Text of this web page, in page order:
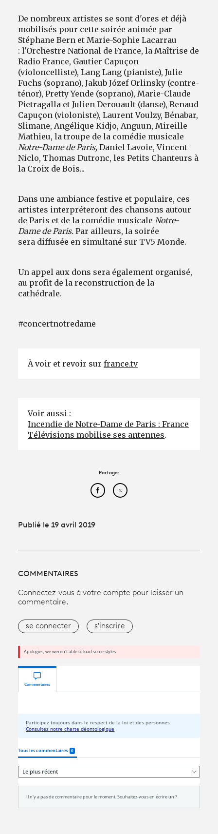
De nombreux artistes se sont d'ores et déjà
mobilisés pour cette soirée animée par
Stéphane Bern et Marie-Sophie Lacarrau
: l'Orchestre National de France, la Maîtrise de
Radio France, Gautier Capuçon
(violoncelliste), Lang Lang (pianiste), Julie
Fuchs (soprano), Jakub Józef Orlinsky (contre-
ténor), Pretty Yende (soprano), Marie-Claude
Pietragalla et Julien Derouault (danse), Renaud
Capuçon (violoniste), Laurent Voulzy, Bénabar,
Slimane, Angélique Kidjo, Anguun, Mireille
Mathieu, la troupe de la comédie musicale
Notre-Dame de Paris,Daniel Lavoie, Vincent
Niclo, Thomas Dutronc, les Petits Chanteurs à
la Croix de Bois...
Dans une ambiance festive et populaire, ces
artistes interpréteront des chansons autour
de Paris et de la comédie musicale Notre-
Dame de Paris.Par ailleurs, la soirée
sera diffusée en simultané sur TV5 Monde.
Un appel aux dons sera également organisé,
au profit de la reconstruction de la
cathédrale.
#concertnotredame
À voir et revoir surfrance.tv
Voir aussi :
Incendie de Notre-Dame de Paris : France
Télévisions mobilise ses antennes.
Partager
Partager cet article sur
Partager cet article sur
Publié le 19 avril 2019
COMMENTAIRES
Connectez-vous à votre compte pour laisser un
commentaire.
se connecter s'inscrire